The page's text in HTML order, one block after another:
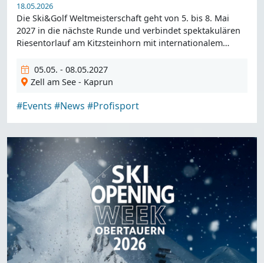
18.05.2026
Die Ski&Golf Weltmeisterschaft geht von 5. bis 8. Mai
2027 in die nächste Runde und verbindet spektakulären
Riesentorlauf am Kitzsteinhorn mit internationalem
05.05. - 08.05.2027
Zell am See - Kaprun
#Events #News #Profisport